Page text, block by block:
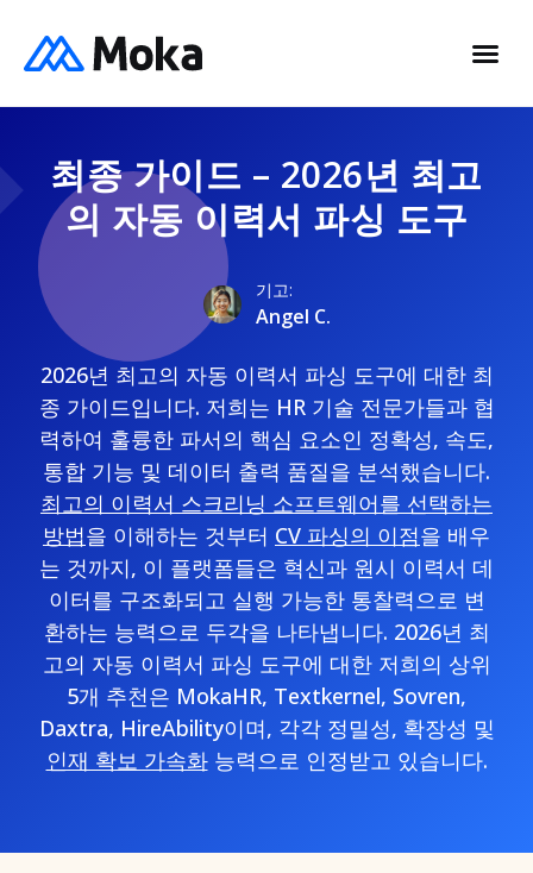
최종 가이드 – 2026년 최고
의 자동 이력서 파싱 도구
기고:
Angel C.
2026년 최고의 자동 이력서 파싱 도구에 대한 최
종 가이드입니다. 저희는 HR 기술 전문가들과 협
력하여 훌륭한 파서의 핵심 요소인 정확성, 속도,
통합 기능 및 데이터 출력 품질을 분석했습니다.
최고의 이력서 스크리닝 소프트웨어를 선택하는
방법을 이해하는 것부터 CV 파싱의 이점을 배우
는 것까지, 이 플랫폼들은 혁신과 원시 이력서 데
이터를 구조화되고 실행 가능한 통찰력으로 변
환하는 능력으로 두각을 나타냅니다. 2026년 최
고의 자동 이력서 파싱 도구에 대한 저희의 상위
5개 추천은 MokaHR, Textkernel, Sovren,
Daxtra, HireAbility이며, 각각 정밀성, 확장성 및
인재 확보 가속화능력으로 인정받고 있습니다.